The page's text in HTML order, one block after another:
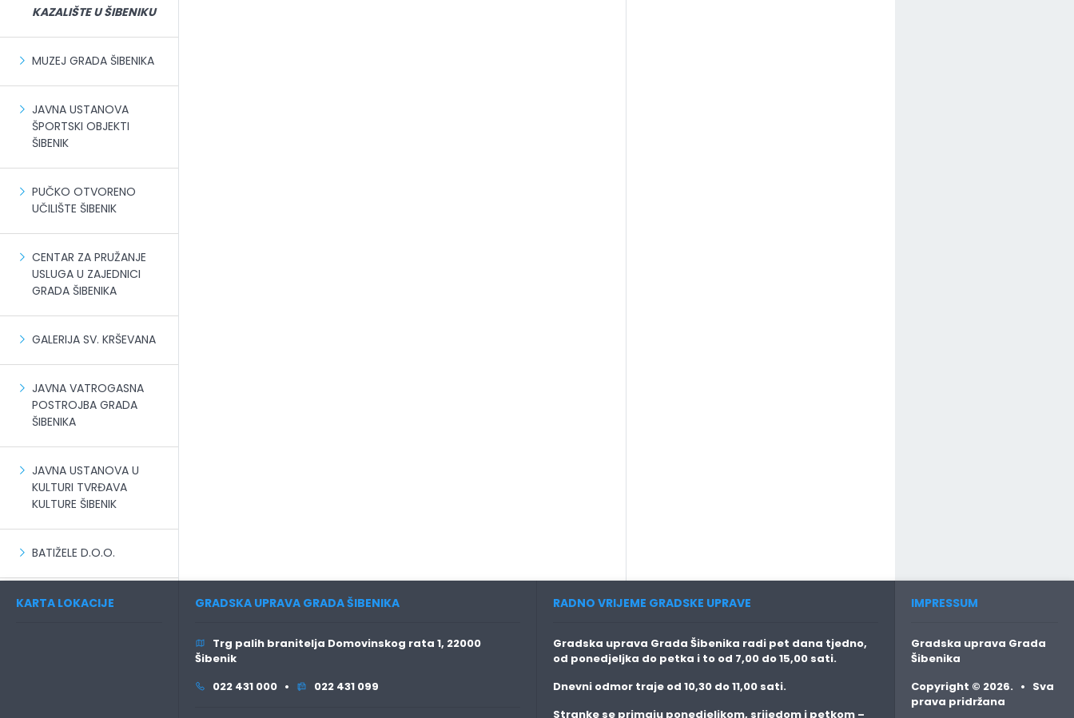
KAZALIŠTE U ŠIBENIKU
MUZEJ GRADA ŠIBENIKA
JAVNA USTANOVA
ŠPORTSKI OBJEKTI
ŠIBENIK
PUČKO OTVORENO
UČILIŠTE ŠIBENIK
CENTAR ZA PRUŽANJE
USLUGA U ZAJEDNICI
GRADA ŠIBENIKA
GALERIJA SV. KRŠEVANA
JAVNA VATROGASNA
POSTROJBA GRADA
ŠIBENIKA
JAVNA USTANOVA U
KULTURI TVRĐAVA
KULTURE ŠIBENIK
BATIŽELE D.O.O.
KARTA LOKACIJE GRADSKA UPRAVA GRADA ŠIBENIKA
Trg palih branitelja Domovinskog rata 1, 22000
Šibenik
022 431 000 •
022 431 099
RADNO VRIJEME GRADSKE UPRAVE
Gradska uprava Grada Šibenika radi pet dana tjedno,
od ponedjeljka do petka i to od 7,00 do 15,00 sati.
Dnevni odmor traje od 10,30 do 11,00 sati.
Stranke se primaju ponedjeljkom, srijedom i petkom –
IMPRESSUM
Gradska uprava Grada
Šibenika
Copyright © 2026. • Sva
prava pridržana